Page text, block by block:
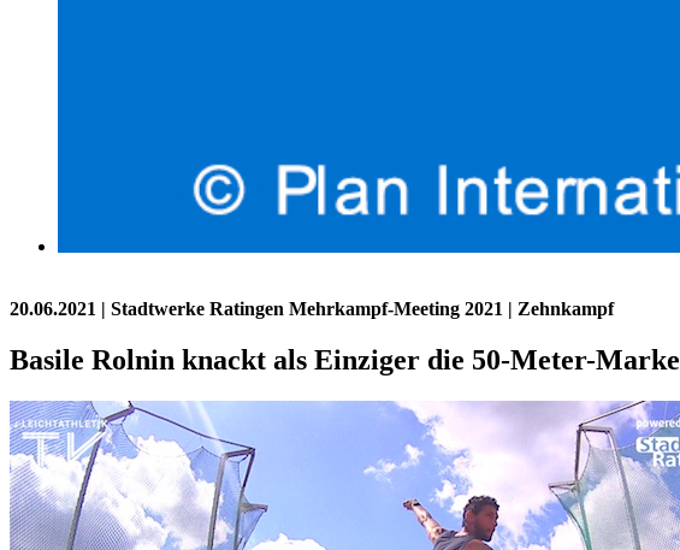
20.06.2021 | Stadtwerke Ratingen Mehrkampf-Meeting 2021 | Zehnkampf
Basile Rolnin knackt als Einziger die 50-Meter-Marke